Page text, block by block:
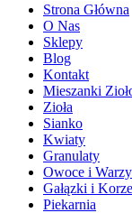
Strona Główna
O Nas
Sklepy
Blog
Kontakt
Mieszanki
Zioła
Sianko
Kwiaty
Granulaty
Owoce i
Gałązki i
Piekarnia